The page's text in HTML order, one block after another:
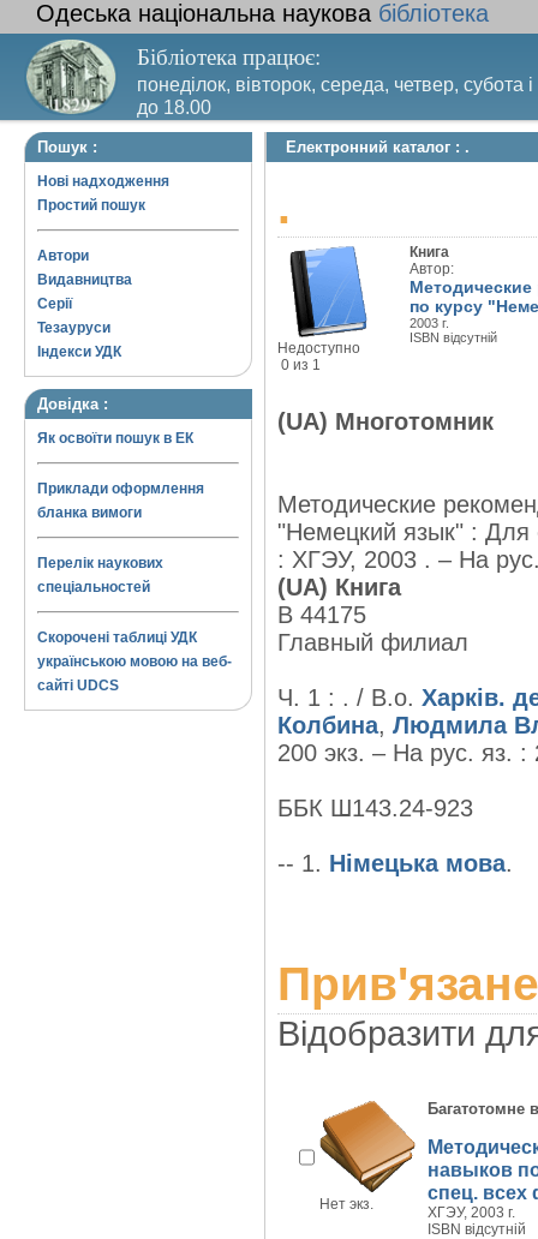
Одеська національна наукова бібліотека
Бібліотека працює:
понеділок, вівторок, середа, четвер, субота
до 18.00
Вихідний день – п’ятниця. Останній четвер
Пошук :
Нові надходження
Простий пошук
Автори
Видавництва
Серії
Тезауруси
Індекси УДК
Довідка :
Як освоїти пошук в ЕК
Приклади оформлення
бланка вимоги
Перелік наукових
спеціальностей
Скорочені таблиці УДК
українською мовою на веб-
сайті UDCS
Електронний каталог : .
.
Недоступно
0 из 1
Книга
Автор:
по курсу
2003 г.
ISBN відсутній
(UA) Многотомник
Методические
"Немецкий язык" : Для
: ХГЭУ, 2003 . – На
(UA) Книга
B 44175
Главный филиал
Ч. 1 : . / В.о. Харків.
Колбина, Людмила
200 экз. – На рус. яз. :
ББК Ш143.24-923
-- 1. Німецька мова.
Відобразити
Нет экз.
Багатотомне
навыков
спец. всех
ХГЭУ, 2003 г.
ISBN відсутній